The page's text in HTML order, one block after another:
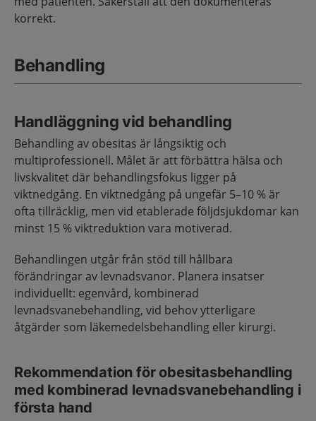
korrekt.
Behandling
Handläggning vid behandling
Behandling av obesitas är långsiktig och
multiprofessionell. Målet är att förbättra hälsa och
livskvalitet där behandlingsfokus ligger på
viktnedgång. En viktnedgång på ungefär 5–10 % är
ofta tillräcklig, men vid etablerade följdsjukdomar kan
minst 15 % viktreduktion vara motiverad.
Behandlingen utgår från stöd till hållbara
förändringar av levnadsvanor. Planera insatser
individuellt: egenvård, kombinerad
levnadsvanebehandling, vid behov ytterligare
åtgärder som läkemedelsbehandling eller kirurgi.
Rekommendation för obesitasbehandling
med kombinerad levnadsvanebehandling i
första hand